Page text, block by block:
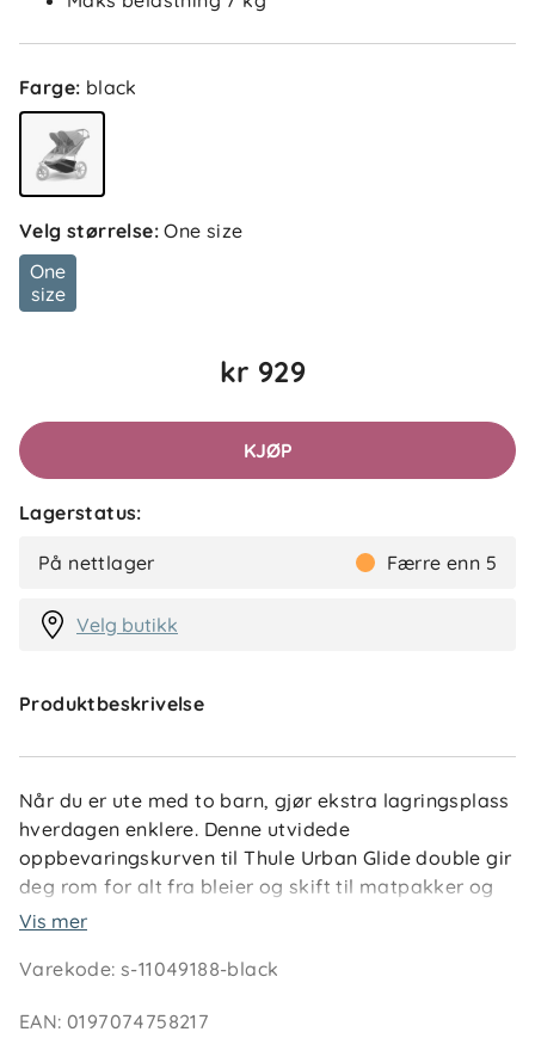
Farge: black
Velg størrelse:One size
One
size
kr 929
KJØP
Lagerstatus:
På nettlager Færre enn 5
Velg butikk
Produktbeskrivelse
Når du er ute med to barn, gjør ekstra lagringsplass
hverdagen enklere. Denne utvidede
oppbevaringskurven til Thule Urban Glide double gir
deg rom for alt fra bleier og skift til matpakker og
småhandling – uten at det går på bekostning av
Urban Glide 3 double og monteres raskt på vognen.
Vis mer
Varekode:s-11049188-black
EAN:0197074758217